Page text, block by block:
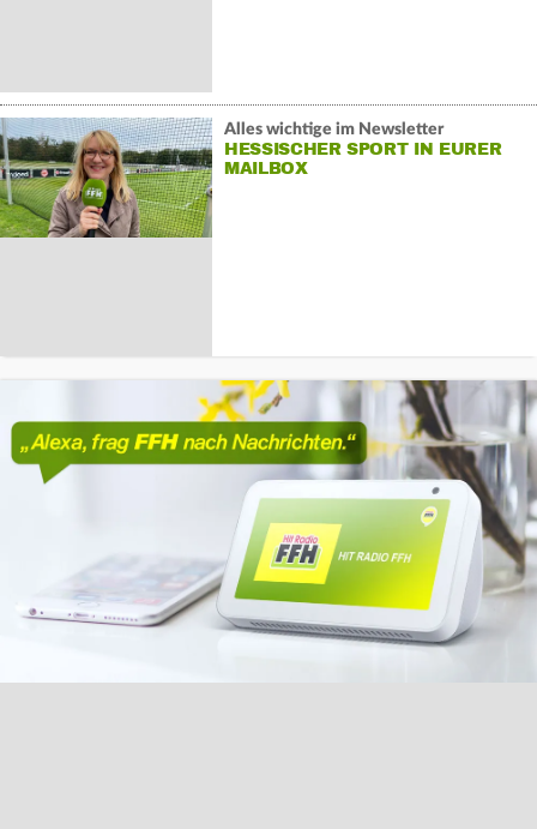
Alles wichtige im Newsletter
HESSISCHER SPORT IN EURER
MAILBOX